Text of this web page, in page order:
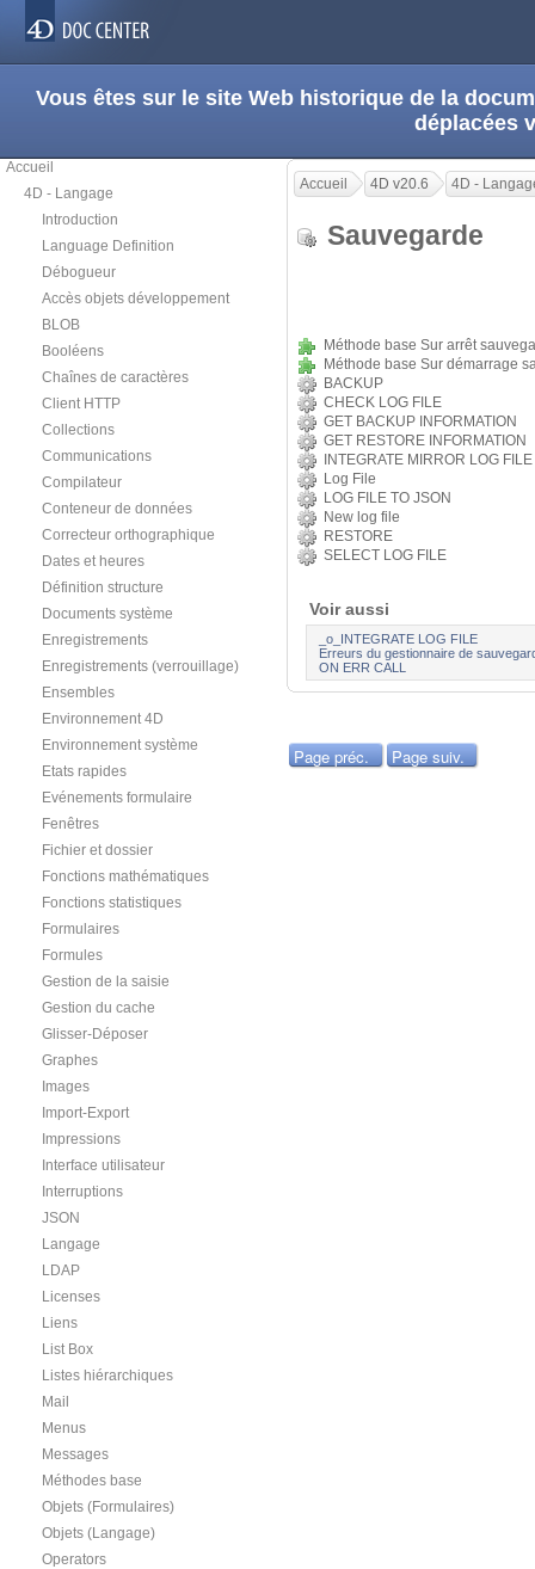
Vous êtes sur le site Web historique de la
déplacées
Accueil
4D - Langage
Introduction
Language Definition
Débogueur
Accès objets développement
BLOB
Booléens
Chaînes de caractères
Client HTTP
Collections
Communications
Compilateur
Conteneur de données
Correcteur orthographique
Dates et heures
Définition structure
Documents système
Enregistrements
Enregistrements (verrouillage)
Ensembles
Environnement 4D
Environnement système
Etats rapides
Evénements formulaire
Fenêtres
Fichier et dossier
Fonctions mathématiques
Fonctions statistiques
Formulaires
Formules
Gestion de la saisie
Gestion du cache
Glisser-Déposer
Graphes
Images
Import-Export
Impressions
Interface utilisateur
Interruptions
JSON
Langage
LDAP
Licenses
Liens
List Box
Listes hiérarchiques
Mail
Menus
Messages
Méthodes base
Objets (Formulaires)
Objets (Langage)
Operators
Accueil 4D v20.6 4D -
Sauvegarde
Méthode base Sur arrêt
Méthode base Sur démarrage
BACKUP
CHECK LOG FILE
GET BACKUP INFORMATION
GET RESTORE INFORMATION
INTEGRATE MIRROR LOG FILE
Log File
LOG FILE TO JSON
New log file
RESTORE
SELECT LOG FILE
Voir aussi
_o_INTEGRATE LOG FILE
Erreurs du gestionnaire de
ON ERR CALL
Page préc. Page suiv.